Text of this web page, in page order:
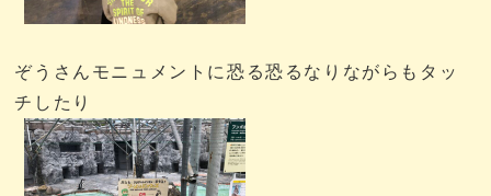
ぞうさんモニュメントに恐る恐るなりながらもタッ
チしたり